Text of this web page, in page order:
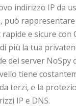
indirizzo IP da
può rappresentare
e sicure con
più la tua
dei server NoSpy
tiene
terzi, e la
IP e DNS.